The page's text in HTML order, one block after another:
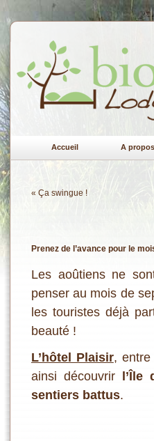
Accueil A
« Ça swingue !
Prenez de l’avance pour le
Les aoûtiens ne
penser au mois de
les touristes déjà
beauté !
L’hôtel Plaisir,
ainsi découvrir l’Île
sentiers battus.